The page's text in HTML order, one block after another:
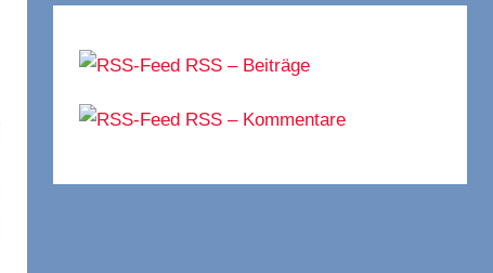
RSS – Beiträge
RSS – Kommentare